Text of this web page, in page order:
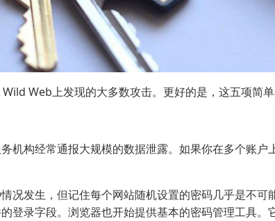
Web上发现的大多数攻击。更好的是，这五项简
机构经常通报大规模的数据泄露。如果你在多个账
况发生，但记住每个网站随机设置的密码几乎是不
登录字段。浏览器也开始提供基本的密码管理工具